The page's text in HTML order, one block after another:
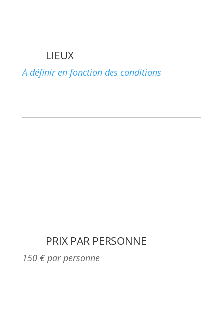
LIEUX
A définir en fonction des conditions
PRIX PAR PERSONNE
150 € par personne